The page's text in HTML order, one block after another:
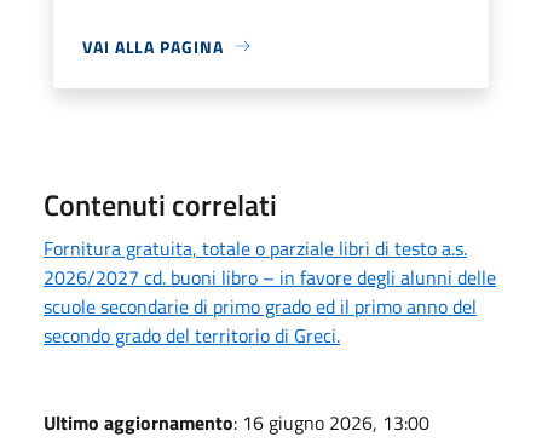
VAI ALLA PAGINA
Contenuti correlati
Fornitura gratuita, totale o parziale libri di testo a.s.
2026/2027 cd. buoni libro – in favore degli alunni delle
scuole secondarie di primo grado ed il primo anno del
secondo grado del territorio di Greci.
Ultimo aggiornamento: 16 giugno 2026, 13:00